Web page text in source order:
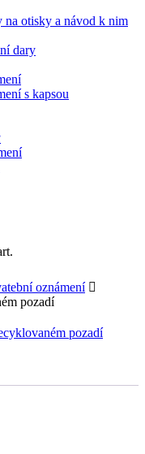
na otisky a návod k nim
dary
s kapsou
oznámení
pozadí